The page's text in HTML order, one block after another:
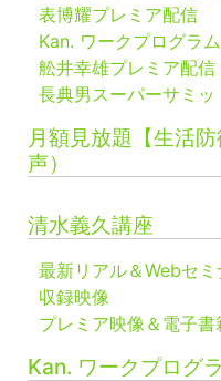
表博耀プレミア配信
Kan. ワークプログラ
舩井幸雄プレミア配信
長典男スーパーサミッ
月額見放題【生活
声）
清水義久講座
最新リアル＆Webセミ
収録映像
プレミア映像＆電子書
Kan. ワークプログ